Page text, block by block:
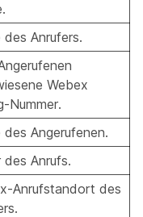
des Anrufers.
Webex
Nummer.
des Angerufenen.
des Anrufs.
Anrufstandort des